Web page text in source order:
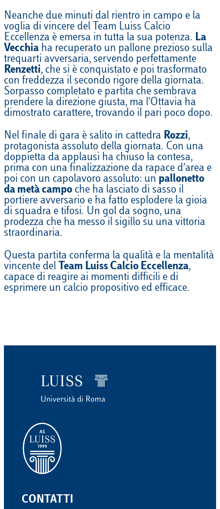
Neanche due minuti dal rientro in campo e la
voglia di vincere del Team Luiss Calcio
Eccellenza è emersa in tutta la sua potenza. La
Vecchia ha recuperato un pallone prezioso sulla
trequarti avversaria, servendo perfettamente
Renzetti, che si è conquistato e poi trasformato
con freddezza il secondo rigore della giornata.
Sorpasso completato e partita che sembrava
prendere la direzione giusta, ma l’Ottavia ha
dimostrato carattere, trovando il pari poco dopo.
Nel finale di gara è salito in cattedra Rozzi,
protagonista assoluto della giornata. Con una
doppietta da applausi ha chiuso la contesa,
prima con una finalizzazione da rapace d’area e
poi con un capolavoro assoluto: un pallonetto
da metà campo che ha lasciato di sasso il
portiere avversario e ha fatto esplodere la gioia
di squadra e tifosi. Un gol da sogno, una
prodezza che ha messo il sigillo su una vittoria
straordinaria.
Questa partita conferma la qualità e la mentalità
vincente del Team Luiss Calcio Eccellenza,
capace di reagire ai momenti difficili e di
esprimere un calcio propositivo ed efficace.
CONTATTI